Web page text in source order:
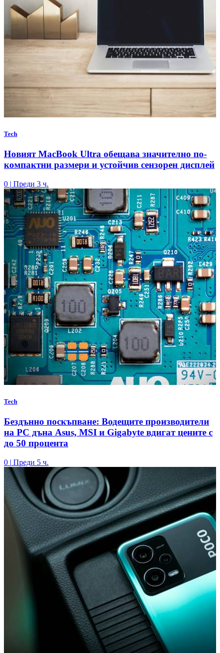
Tech
Новият MacBook Ultra обещава значително по-
компактни размери и устойчив сензорен дисплей
0 | Преди 3 ч.
Tech
Бездънно поскъпване: Водещите производители
на РС дъна Asus, MSI и Gigabyte вдигат цените с
до 50 процента
0 | Преди 5 ч.